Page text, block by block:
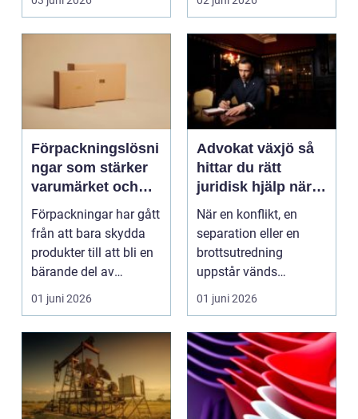
Förpackningslösni
ngar som stärker
varumärket och
förenklar vardagen
Förpackningar har gått
från att bara skydda
produkter till att bli en
bärande del av
varumärket, log...
01 juni 2026
Advokat växjö så
hittar du rätt
juridisk hjälp när
livet förändras
När en konflikt, en
separation eller en
brottsutredning
uppstår vänds
vardagen ofta upp och
ner. Mit...
01 juni 2026